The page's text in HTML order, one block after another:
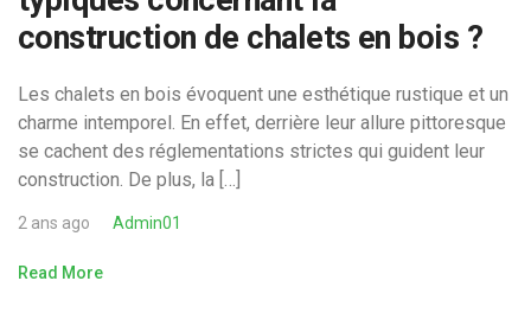
construction de chalets en bois ?
Les chalets en bois évoquent une esthétique rustique et un
charme intemporel. En effet, derrière leur allure pittoresque
se cachent des réglementations strictes qui guident leur
construction. De plus, la […]
2 ans ago Admin01
Read More